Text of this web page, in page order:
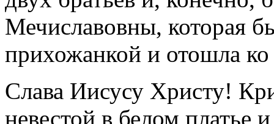
Мечиславовны, которая
прихожанкой и отошла
Слава Иисусу Христу!
невестой в белом платье